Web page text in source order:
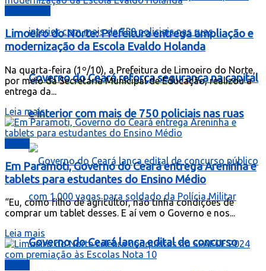
Governo do Ceará reforça segurança na capital
e interior com mais de 750 policiais nas ruas
Governo do Ceará lança edital de concurso
Limoeiro do Norte: Prefeitura entrega ampliação e
modernização da Escola Evaldo Holanda
Na quarta-feira (1º/10), a Prefeitura de Limoeiro do Norte,
por meio da Secretaria Municipal de Educação, realizou a
entrega da...
Leia mais
Em Paramoti, Governo do Ceará entrega Areninha e
tablets para estudantes do Ensino Médio
“Eu, como filho de agricultor, não tinha condições de
comprar um tablet desses. E aí vem o Governo e nos...
Leia mais